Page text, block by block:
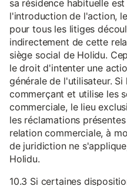
sa résidence habituelle
l'introduction de l'action,
pour tous les litiges
indirectement de cette
siège social de Holidu.
le droit d'intenter une
générale de l'utilisateur.
commerçant et utilise les
commerciale, le lieu
les réclamations
relation commerciale, à
de juridiction ne
Holidu.
10.3 Si certaines